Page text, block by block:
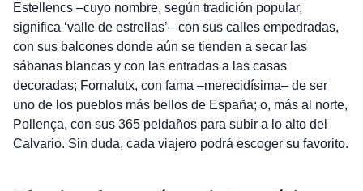
Estellencs –cuyo nombre, según tradición popular,
significa ‘valle de estrellas’– con sus calles empedradas,
con sus balcones donde aún se tienden a secar las
sábanas blancas y con las entradas a las casas
decoradas; Fornalutx, con fama –merecidísima– de ser
uno de los pueblos más bellos de España; o, más al norte,
Pollença, con sus 365 peldaños para subir a lo alto del
Calvario. Sin duda, cada viajero podrá escoger su favorito.